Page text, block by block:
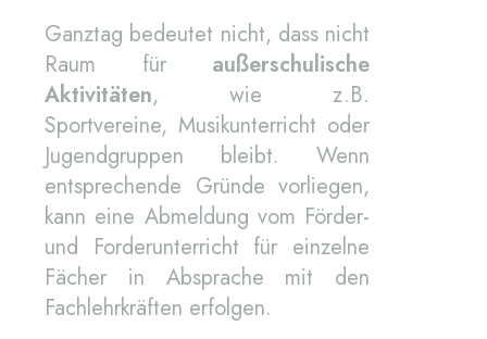
Ganztag bedeutet nicht, dass nicht
Raum für außerschulische
Aktivitäten, wie z.B.
Sportvereine, Musikunterricht oder
Jugendgruppen bleibt. Wenn
entsprechende Gründe vorliegen,
kann eine Abmeldung vom Förder-
und Forderunterricht für einzelne
Fächer in Absprache mit den
Fachlehrkräften erfolgen.